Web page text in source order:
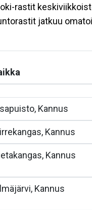
rastit
jatkuu
Kannus
Kannus
Kannus
Kannus